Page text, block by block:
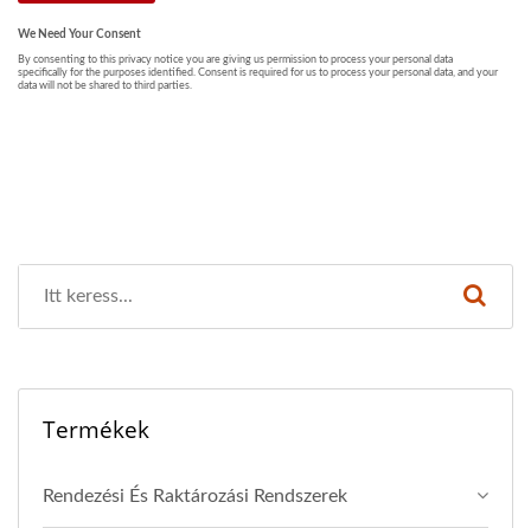
Termékek
Rendezési És Raktározási Rendszerek